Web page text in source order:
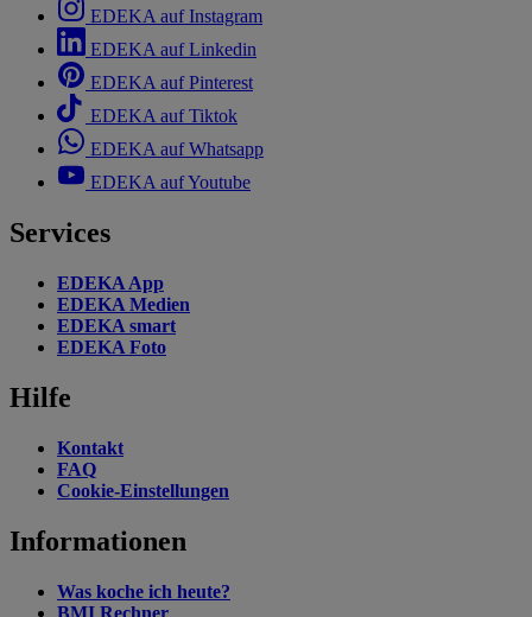
EDEKA auf Instagram
EDEKA auf Linkedin
EDEKA auf Pinterest
EDEKA auf Tiktok
EDEKA auf Whatsapp
EDEKA auf Youtube
Services
EDEKA App
EDEKA Medien
EDEKA smart
EDEKA Foto
Hilfe
Kontakt
FAQ
Cookie-Einstellungen
Informationen
Was koche ich heute?
BMI Rechner